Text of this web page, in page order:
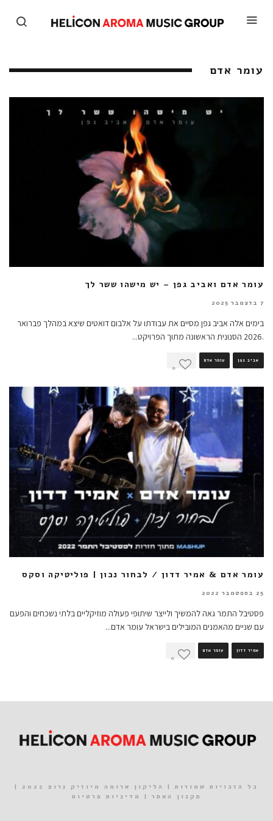
עומר אדם
עומר אדם ואביב גפן – יש מישהו ששר לך
7 בדצמבר 2025
בימים אלה אביב גפן מסיים את עבודתו על אלבום דואטים שיצא במהלך פברואר
.2026 הסנונית הראשונה מתוך הפרויקט
...
אביב גפן עומר אדם
0
עומר אדם & אמיר דדון / לבחור נכון | פוליטיקה וסקס
25 בספטמבר 2022
פסטיבל התמר גאה להמשיך ולייצר שיתופי פעולה מוזיקליים בלתי נשכחים והפעם
עם שניים מהאמנים המובילים בישראל עומר אדם...
אמיר דדון עומר אדם
0
כל הזכויות שמורות | הליקון ארומה מיוזיק גרופ 2022 |
תקנון האתר | מדיניות פרטיות